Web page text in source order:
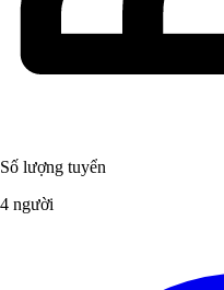
Số lượng tuyển
4 người